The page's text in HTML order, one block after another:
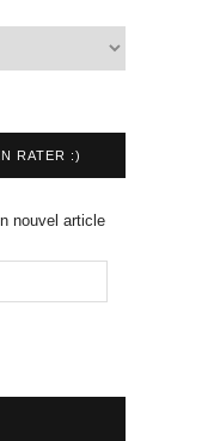
RATER :)
nouvel article